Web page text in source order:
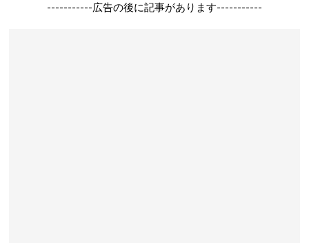
-----------広告の後に記事があります-----------